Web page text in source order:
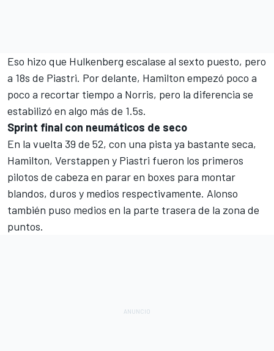
Eso hizo que Hulkenberg escalase al sexto puesto, pero
a 18s de Piastri. Por delante, Hamilton empezó poco a
poco a recortar tiempo a Norris, pero la diferencia se
estabilizó en algo más de 1.5s.
Sprint final con neumáticos de seco
En la vuelta 39 de 52, con una pista ya bastante seca,
Hamilton, Verstappen y Piastri fueron los primeros
pilotos de cabeza en parar en boxes para montar
blandos, duros y medios respectivamente. Alonso
también puso medios en la parte trasera de la zona de
puntos.